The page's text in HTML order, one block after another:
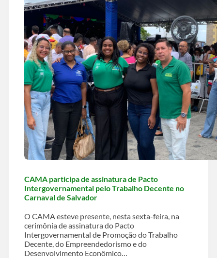
CAMA participa de assinatura de Pacto
Intergovernamental pelo Trabalho Decente no
Carnaval de Salvador
O CAMA esteve presente, nesta sexta-feira, na
cerimônia de assinatura do Pacto
Intergovernamental de Promoção do Trabalho
Decente, do Empreendedorismo e do
Desenvolvimento Econômico…